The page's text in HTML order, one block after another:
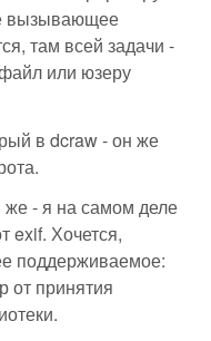
вызывающее
там всей задачи -
или юзеру
в dcraw - он же
же - я на самом деле
exif. Хочется,
поддерживаемое:
от принятия